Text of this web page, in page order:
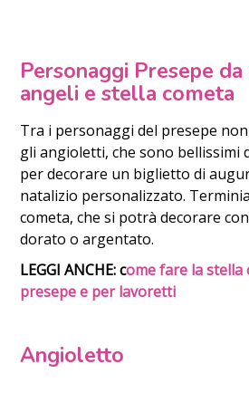
Personaggi Presepe
angeli e stella cometa
Tra i personaggi del presepe
gli angioletti, che sono bellissimi
per decorare un biglietto di
natalizio personalizzato.
cometa, che si potrà decorare
dorato o argentato.
LEGGI ANCHE: come fare la stella
presepe e per lavoretti
Angioletto